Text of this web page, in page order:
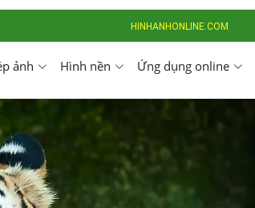
HINHANHONLINE.COM
ảnh Hình nền Ứng dụng online